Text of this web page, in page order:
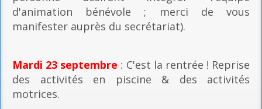
d'animation bénévole ; merci de vous
manifester auprès du secrétariat).
Mardi 23 septembre : C'est la rentrée ! Reprise
des activités en piscine & des activités
motrices.